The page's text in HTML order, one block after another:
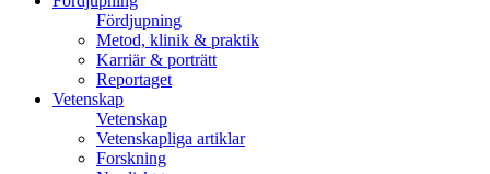
Fördjupning
Metod, klinik & praktik
Karriär & porträtt
Reportaget
Vetenskap
Vetenskap
Vetenskapliga artiklar
Forskning